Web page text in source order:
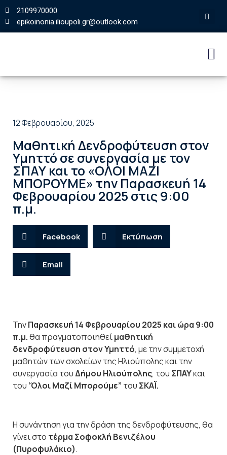
2109970000
epikoinonia.ilioupoli.gr@outlook.com
12 Φεβρουαρίου, 2025
Μαθητική Δενδροφύτευση στον
Υμηττό σε συνεργασία με τον
ΣΠΑΥ και το «ΟΛΟΙ ΜΑΖΙ
ΜΠΟΡΟΥΜΕ» την Παρασκευή 14
Φεβρουαρίου 2025 στις 9:00
π.μ.
Facebook Εκτύπωση
Email
ΤηνΠαρασκευή 14 Φεβρουαρίου 2025 και ώρα 9:00
π.μ.θα πραγματοποιηθείμαθητική
δενδροφύτευση στον Υμηττό, με την συμμετοχή
μαθητών των σχολείων της Ηλιούπολης και την
συνεργασία τουΔήμου Ηλιούπολης, του ΣΠΑΥκαι
του ‘Όλοι Μαζί Μπορούμε” του ΣΚΑΪ.
Η συνάντηση για την δράση της δενδροφύτευσης, θα
γίνει στο τέρμα Σοφοκλή Βενιζέλου
(Πυροφυλάκιο).